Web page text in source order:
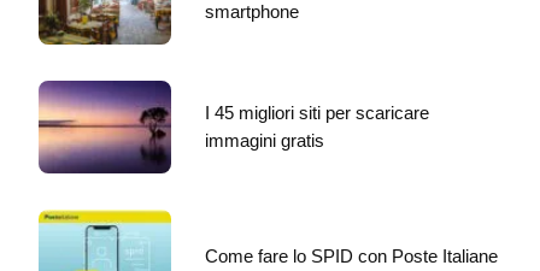
smartphone
I 45 migliori siti per scaricare
immagini gratis
Come fare lo SPID con Poste Italiane